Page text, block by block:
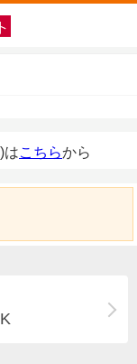
はこちらから